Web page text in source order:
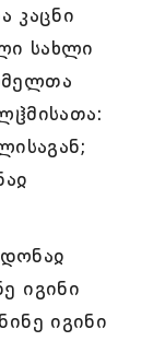
კაცნი
სახლი
იგინი
იგინი